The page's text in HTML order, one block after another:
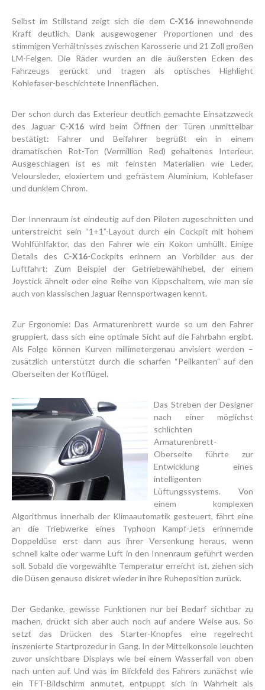
Selbst im Stillstand zeigt sich die dem C-X16innewohnende
Kraft deutlich. Dank ausgewogener Proportionen und des
stimmigen Verhältnisses zwischen Karosserie und 21 Zoll großen
LM-Felgen. Die Räder wurden an die äußersten Ecken des
Fahrzeugs gerückt und tragen als optisches Highlight
Kohlefaser-beschichtete Innenflächen.
Der schon durch das Exterieur deutlich gemachte Einsatzzweck
des Jaguar C-X16 wird beim Öffnen der Türen unmittelbar
bestätigt: Fahrer und Beifahrer begrüßt ein in einem
dramatischen Rot-Ton (Vermillion Red) gehaltenes Interieur.
Ausgeschlagen ist es mit feinsten Materialien wie Leder,
Veloursleder, eloxiertem und gefrästem Aluminium, Kohlefaser
und dunklem Chrom.
Der Innenraum ist eindeutig auf den Piloten zugeschnitten und
unterstreicht sein “1+1”-Layout durch ein Cockpit mit hohem
Wohlfühlfaktor, das den Fahrer wie ein Kokon umhüllt. Einige
Details des C-X16-Cockpits erinnern an Vorbilder aus der
Luftfahrt: Zum Beispiel der Getriebewählhebel, der einem
Joystick ähnelt oder eine Reihe von Kippschaltern, wie man sie
auch von klassischen Jaguar Rennsportwagen kennt.
Zur Ergonomie: Das Armaturenbrett wurde so um den Fahrer
gruppiert, dass sich eine optimale Sicht auf die Fahrbahn ergibt.
Als Folge können Kurven millimetergenau anvisiert werden –
zusätzlich unterstützt durch die scharfen “Peilkanten” auf den
Oberseiten der Kotflügel.
Das Streben der Designer
nach einer möglichst
schlichten
Armaturenbrett-
Oberseite führte zur
Entwicklung eines
intelligenten
Lüftungssystems. Von
einem komplexen
Algorithmus innerhalb der Klimaautomatik gesteuert, fährt eine
an die Triebwerke eines Typhoon Kampf-Jets erinnernde
Doppeldüse erst dann aus ihrer Versenkung heraus, wenn
schnell kalte oder warme Luft in den Innenraum geführt werden
soll. Sobald die vorgewählte Temperatur erreicht ist, ziehen sich
die Düsen genauso diskret wieder in ihre Ruheposition zurück.
Der Gedanke, gewisse Funktionen nur bei Bedarf sichtbar zu
machen, drückt sich aber auch noch auf andere Weise aus. So
setzt das Drücken des Starter-Knopfes eine regelrecht
inszenierte Startprozedur in Gang. In der Mittelkonsole leuchten
zuvor unsichtbare Displays wie bei einem Wasserfall von oben
nach unten auf. Und was im Blickfeld des Fahrers zunächst wie
ein TFT-Bildschirm anmutet, entpuppt sich in Wahrheit als